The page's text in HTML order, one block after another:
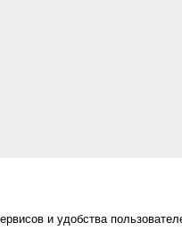
и удобства